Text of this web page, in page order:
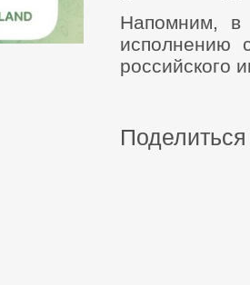
Напомним,
исполнению
российского